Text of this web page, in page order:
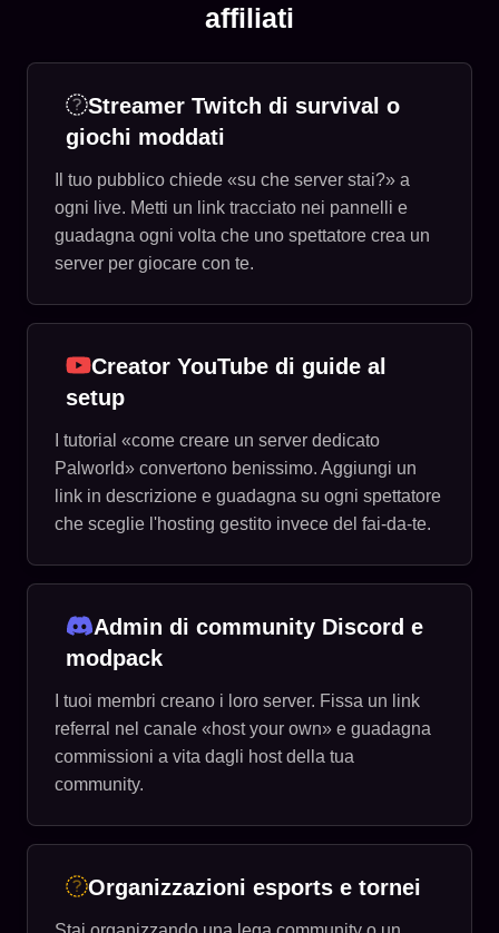
affiliati
Streamer Twitch di survival o
giochi moddati
Il tuo pubblico chiede «su che server stai?» a
ogni live. Metti un link tracciato nei pannelli e
guadagna ogni volta che uno spettatore crea un
server per giocare con te.
Creator YouTube di guide al
setup
I tutorial «come creare un server dedicato
Palworld» convertono benissimo. Aggiungi un
link in descrizione e guadagna su ogni spettatore
che sceglie l'hosting gestito invece del fai-da-te.
Admin di community Discord e
modpack
I tuoi membri creano i loro server. Fissa un link
referral nel canale «host your own» e guadagna
commissioni a vita dagli host della tua
community.
Organizzazioni esports e tornei